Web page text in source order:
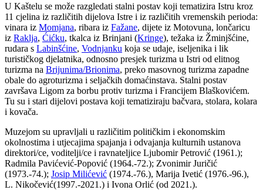
U Kaštelu se može razgledati stalni postav koji tematizira Istru kroz
11 cjelina iz različitih dijelova Istre i iz različitih vremenskih perioda:
vinara iz Momjana, ribara iz Fažane, dijete iz Motovuna, lončaricu
iz Raklja, Ćićku, tkalca iz Brinjani (Kringe), težaka iz Žminjšćine,
rudara s Labinšćine, Vodnjanku koja se udaje, iseljenika i lik
turističkog djelatnika, odnosno presjek turizma u Istri od elitnog
turizma na Brijunima/Brionima, preko masovnog turizma zapadne
obale do agroturizma i seljačkih domaćinstava. Stalni postav
završava Ligom za borbu protiv turizma i Francijem Blaškovićem.
Tu su i stari dijelovi postava koji tematiziraju bačvara, stolara, kolara
i kovača.
Muzejom su upravljali u različitim političkim i ekonomskim
okolnostima i utjecajima spajanja i odvajanja kulturnih ustanova
direktori/ce, voditelji/ce i ravnateljice Ljubomir Petrović (1961.);
Radmila Pavićević-Popović (1964.-72.); Zvonimir Juričić
(1973.-74.); Josip Milićević (1974.-76.), Marija Ivetić (1976.-96.),
L. Nikočević(1997.-2021.) i Ivona Orlić (od 2021.).